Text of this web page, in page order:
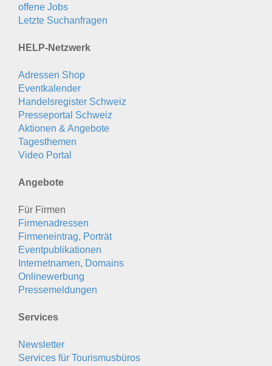
offene Jobs
Letzte Suchanfragen
HELP-Netzwerk
Adressen Shop
Eventkalender
Handelsregister Schweiz
Presseportal Schweiz
Aktionen & Angebote
Tagesthemen
Video Portal
Angebote
Für Firmen
Firmenadressen
Firmeneintrag, Porträt
Eventpublikationen
Internetnamen, Domains
Onlinewerbung
Pressemeldungen
Services
Newsletter
Services für Tourismusbüros